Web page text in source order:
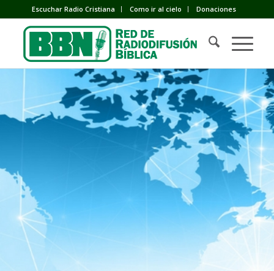
Escuchar Radio Cristiana Como ir al cielo Donaciones